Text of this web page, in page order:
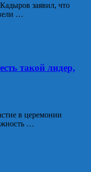
заявил, что
…
такой лидер,
в церемонии
…